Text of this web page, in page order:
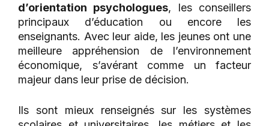
d’orientation psychologues, les conseillers
principaux d’éducation ou encore les
enseignants. Avec leur aide, les jeunes ont une
meilleure appréhension de l’environnement
économique, s’avérant comme un facteur
majeur dans leur prise de décision.
Ils sont mieux renseignés sur les systèmes